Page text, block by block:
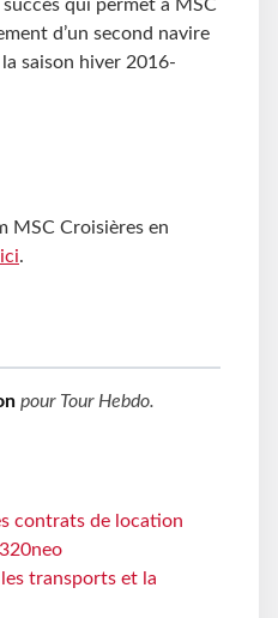
succès qui permet à MSC
d’un second navire
saison hiver 2016-
MSC Croisières en
.
pour Tour Hebdo.
contrats de location
transports et la